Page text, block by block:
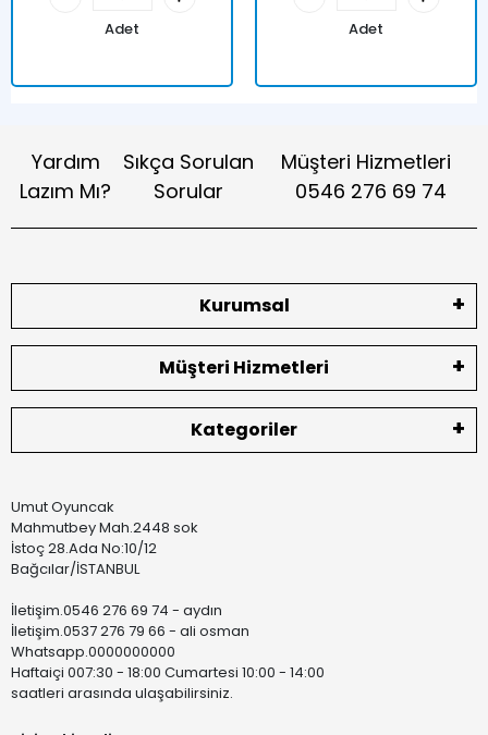
Adet Adet
Yardım
Lazım Mı?
Sıkça Sorulan
Sorular
Müşteri Hizmetleri
0546 276 69 74
Kurumsal
Müşteri Hizmetleri
Kategoriler
Umut Oyuncak
Mahmutbey Mah.2448 sok
İstoç 28.Ada No:10/12
Bağcılar/İSTANBUL
İletişim.0546 276 69 74 - aydın
İletişim.0537 276 79 66 - ali osman
Whatsapp.0000000000
Haftaiçi 007:30 - 18:00 Cumartesi 10:00 - 14:00
saatleri arasında ulaşabilirsiniz.